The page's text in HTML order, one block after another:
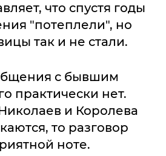
что спустя годы
"потеплели", но
так и не стали.
с бывшим
практически нет.
и Королева
то разговор
ноте.